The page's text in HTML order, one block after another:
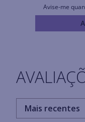
Avise-me
Mais recentes